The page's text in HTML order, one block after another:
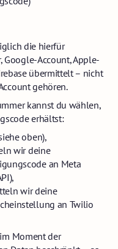
die hierfür
Google-Account, Apple-
übermittelt – nicht
gehören.
kannst du wählen,
erhältst:
oben),
wir deine
an Meta
wir deine
an Twilio
Moment der